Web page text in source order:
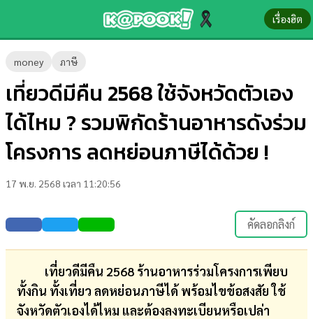
เรื่องฮิต
money ภาษี
เที่ยวดีมีคืน 2568 ใช้จังหวัดตัวเอง
ได้ไหม ? รวมพิกัดร้านอาหารดังร่วม
โครงการ ลดหย่อนภาษีได้ด้วย !
17 พ.ย. 2568 เวลา 11:20:56
คัดลอกลิงก์
เที่ยวดีมีคืน 2568 ร้านอาหารร่วมโครงการเพียบ
ทั้งกิน ทั้งเที่ยว ลดหย่อนภาษีได้ พร้อมไขข้อสงสัย ใช้
จังหวัดตัวเองได้ไหม และต้องลงทะเบียนหรือเปล่า
ข่าว-
ความ
รู้
บันเทิง
ตรวจ
หวย
บอล
สด